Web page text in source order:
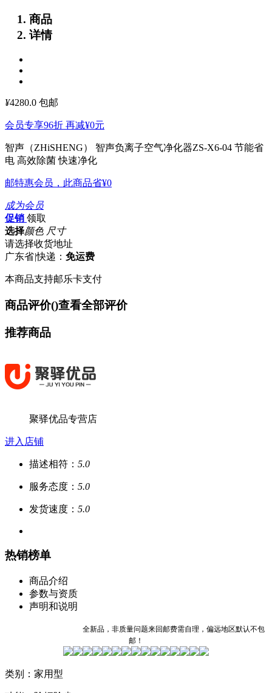
商品
详情
¥4280.0 包邮
会员专享96折 再减¥0元
智声（ZHiSHENG） 智声负离子空气净化器ZS-X6-04 节能省
电 高效除菌 快速净化
邮特惠会员，此商品省¥0
成为会员
促销 领取
选择颜色 尺寸
请选择收货地址
广东省|快递： 免运费
本商品支持邮乐卡支付
商品评价()查看全部评价
推荐商品
聚驿优品专营店
进入店铺
描述相符： 5.0
服务态度： 5.0
发货速度： 5.0
热销榜单
商品介绍
参数与资质
声明和说明
全新品，非质量问题来回邮费需自理，偏远地区默认不包
邮！
类别：家用型